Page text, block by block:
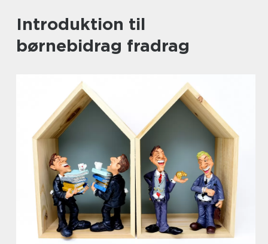
Introduktion til
børnebidrag fradrag